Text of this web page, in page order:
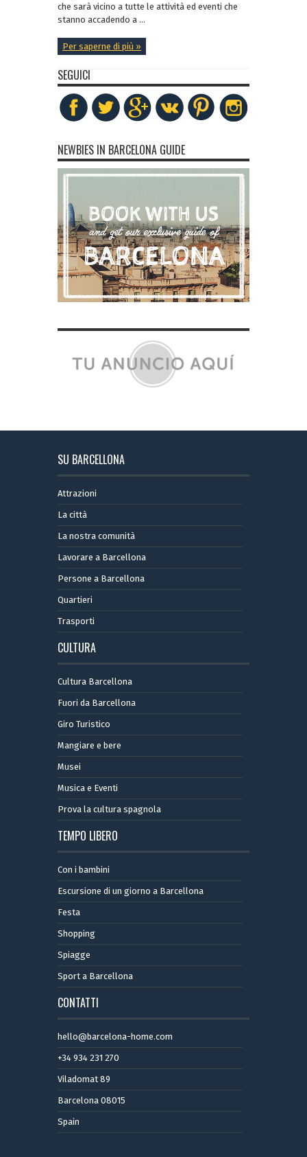
che sarà vicino a tutte le attività ed eventi che
stanno accadendo a ...
Per saperne di più »
SEGUICI
NEWBIES IN BARCELONA GUIDE
SU BARCELLONA
Attrazioni
La città
La nostra comunità
Lavorare a Barcellona
Persone a Barcellona
Quartieri
Trasporti
CULTURA
Cultura Barcellona
Fuori da Barcellona
Giro Turistico
Mangiare e bere
Musei
Musica e Eventi
Prova la cultura spagnola
TEMPO LIBERO
Con i bambini
Escursione di un giorno a Barcellona
Festa
Shopping
Spiagge
Sport a Barcellona
CONTATTI
hello@barcelona-home.com
+34 934 231 270
Viladomat 89
Barcelona 08015
Spain